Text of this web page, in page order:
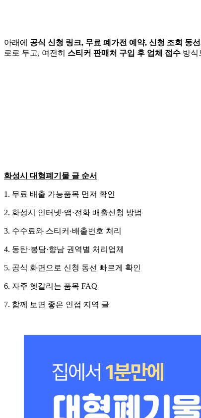
아래에 공식 신청 링크, 무료 폐가전 예약, 신청 조회 동
로로 두고, 여전히 스티커 판매처 구입 후 업체 접수 방식
화성시 대형폐기물 글 순서
1. 무료 배출 가능품목 먼저 확인
2. 화성시 인터넷·앱·전화 배출신청 방법
3. 수수료와 스티커·배출번호 처리
4. 동탄·봉담·향남 권역별 처리업체
5. 공식 화면으로 신청 동선 빠르게 확인
6. 자주 헷갈리는 품목 FAQ
7. 함께 보면 좋은 인접 지역 글